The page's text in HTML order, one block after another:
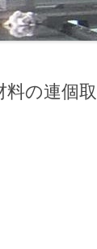
料の連個